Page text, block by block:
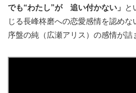
でも“わたし”が 追い付かない」
と
じる長峰柊磨への恋愛感情を認め
序盤の純（広瀬アリス）の感情が詰